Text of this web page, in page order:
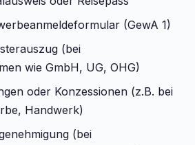
(GewA 1)
(bei
wie GmbH, UG, OHG)
oder Konzessionen (z.B. bei
Handwerk)
(bei